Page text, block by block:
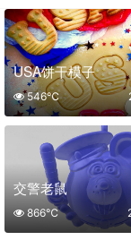
USA饼干模子
546℃
交警老鼠
866℃